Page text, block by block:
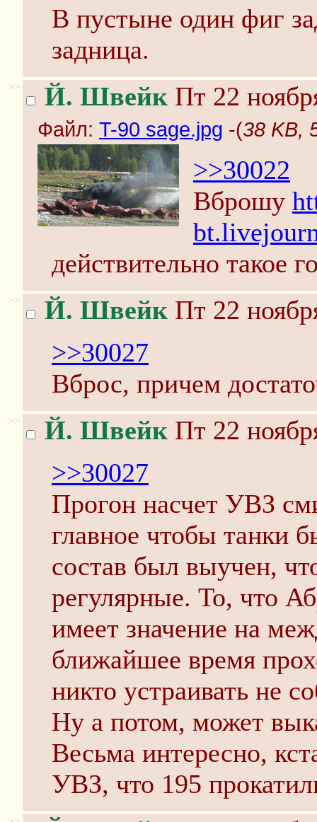
В пустыне один фиг
задница.
>> Й. Швейк Пт 22
Файл: T-90 sage.jpg -(38 KB,
>>30022
Вброшу
действительно такое
>> Й. Швейк Пт 22
>>30027
Вброс, причем
>> Й. Швейк Пт 22
>>30027
Прогон насчет УВЗ
главное чтобы танки
состав был выучен,
регулярные. То, что
имеет значение на
ближайшее время
никто устраивать не
Ну а потом, может
Весьма интересно,
УВЗ, что 195